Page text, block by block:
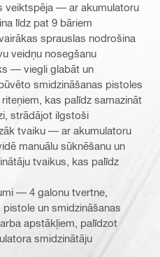
veiktspēja — ar akumulatoru
līdz pat 9 bāriem
sprauslas nodrošina
veidņu nosegšanu
— viegli glabāt un
smidzināšanas pistoles
kas palīdz samazināt
strādājot ilgstoši
tvaiku — ar akumulatoru
manuālu sūknēšanu un
tvaikus, kas palīdz
— 4 galonu tvertne,
un smidzināšanas
apstākļiem, palīdzot
smidzinātāju